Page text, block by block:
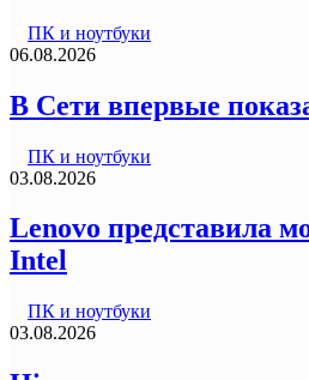
ПК и ноутбуки
06.08.2026
В Сети впервые
ПК и ноутбуки
03.08.2026
Lenovo представила
Intel
ПК и ноутбуки
03.08.2026